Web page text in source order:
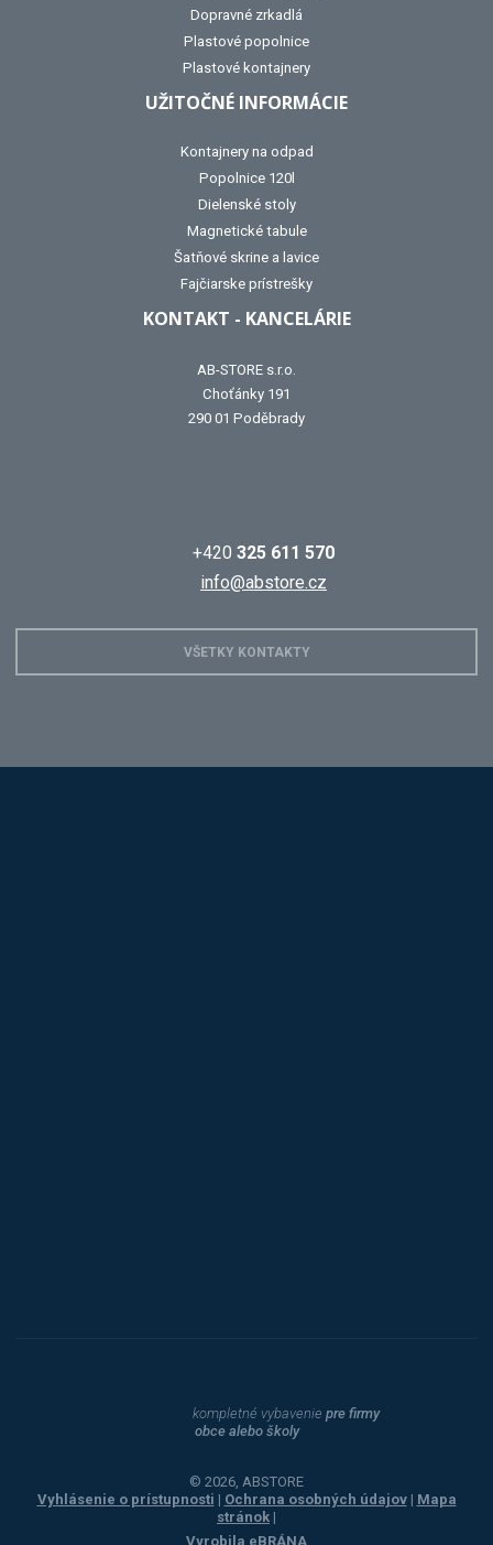
Dopravné zrkadlá
Plastové popolnice
Plastové kontajnery
UŽITOČNÉ INFORMÁCIE
Kontajnery na odpad
Popolnice 120l
Dielenské stoly
Magnetické tabule
Šatňové skrine a lavice
Fajčiarske prístrešky
KONTAKT - KANCELÁRIE
AB-STORE s.r.o.
Choťánky 191
290 01 Poděbrady
+420 325 611 570
info@abstore.cz
VŠETKY KONTAKTY
kompletné vybavenie pre firmy
obce alebo školy
© 2026, ABSTORE
Vyhlásenie o prístupnosti | Ochrana osobných údajov | Mapa
stránok |
Vyrobila eBRÁNA